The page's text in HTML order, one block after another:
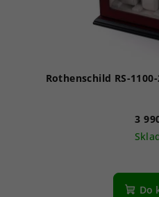
Rothenschild RS-
3
Do